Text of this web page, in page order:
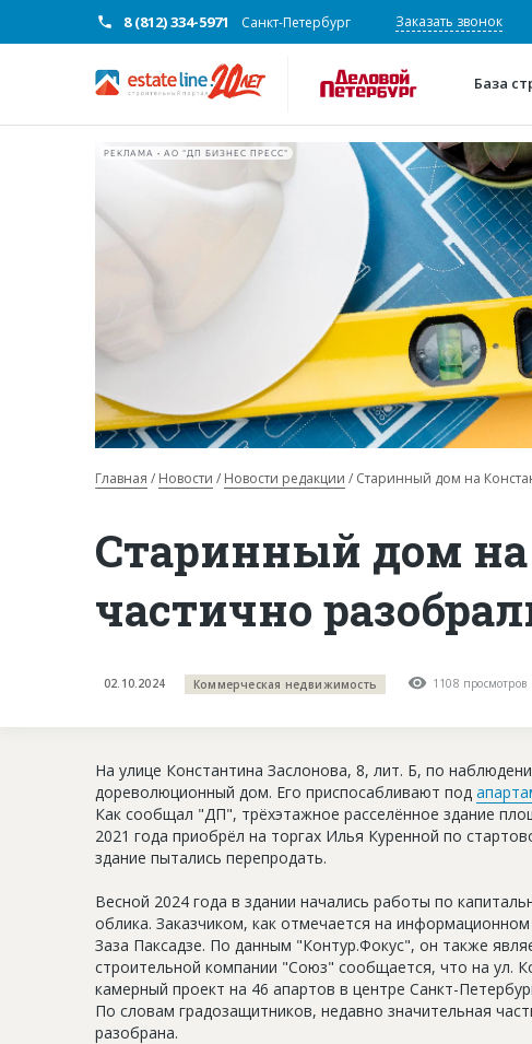
8 (812) 334-5971 Санкт-Петербург Заказать звонок
База
РЕКЛАМА • АО "ДП БИЗНЕС ПРЕСС"
Главная Новости Новости редакции Старинный дом на
Старинный дом на
частично
02.10.2024 Коммерческая недвижимость 1108 просмотров
На улице Константина Заслонова, 8, лит. Б, по
дореволюционный дом. Его приспосабливают под
Как сообщал "ДП", трёхэтажное расселённое здание
2021 года приобрёл на торгах Илья Куренной по
здание пытались перепродать.
Весной 2024 года в здании начались работы по
облика. Заказчиком, как отмечается на
Заза Паксадзе. По данным "Контур.Фокус", он также
строительной компании "Союз" сообщается, что на ул.
камерный проект на 46 апартов в центре Санкт-
По словам градозащитников, недавно значительная
разобрана.